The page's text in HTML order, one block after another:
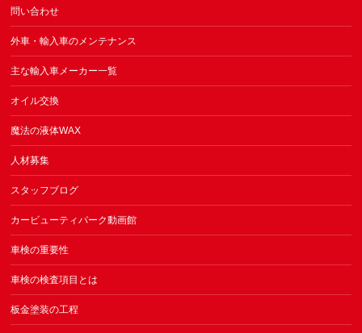
問い合わせ
外車・輸入車のメンテナンス
主な輸入車メーカー一覧
オイル交換
魔法の液体WAX
人材募集
スタッフブログ
カービューティパーク動画館
車検の重要性
車検の検査項目とは
板金塗装の工程